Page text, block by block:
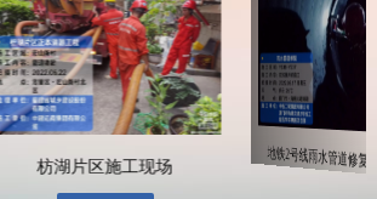
海事法院非开挖修复项目 枋湖片区施工现场